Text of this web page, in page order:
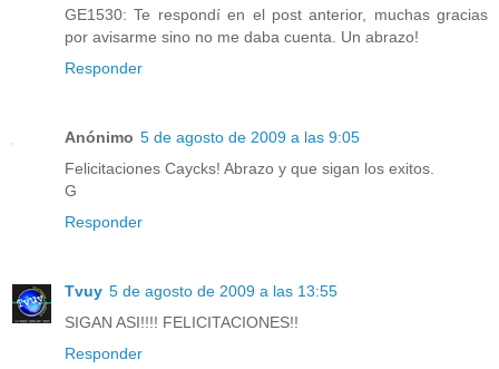
GE1530: Te respondí en el post anterior, muchas gracias
por avisarme sino no me daba cuenta. Un abrazo!
Responder
Anónimo 5 de agosto de 2009 a las 9:05
Felicitaciones Caycks! Abrazo y que sigan los exitos.
G
Responder
Tvuy 5 de agosto de 2009 a las 13:55
SIGAN ASI!!!! FELICITACIONES!!
Responder